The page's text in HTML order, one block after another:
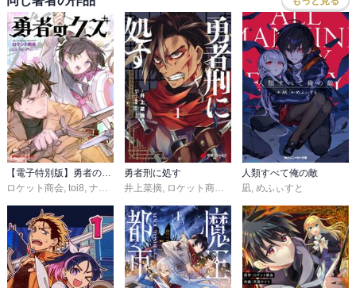
【電子特別版】勇者のクズ
ロケット商会, toi8, ナカシマ723
勇者刑に処す
井上菜摘, ロケット商会 めふぃすと
人類すべて俺の敵
凪, めふぃすと